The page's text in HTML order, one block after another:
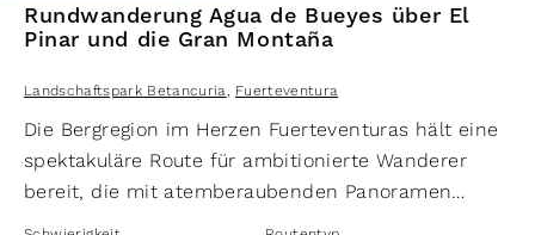
Rundwanderung Agua de Bueyes über El
Pinar und die Gran Montaña
Landschaftspark Betancuria Fuerteventura
Die Bergregion im Herzen Fuerteventuras hält eine
spektakuläre Route für ambitionierte Wanderer
bereit, die mit atemberaubenden Panoramen